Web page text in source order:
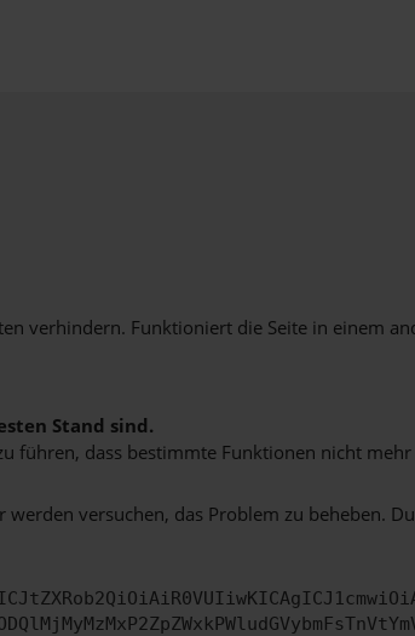
verhindern. Funktioniert die Seite in einem
Stand sind.
führen, dass bestimmte Funktionen nicht
versuchen, das Problem zu beheben.